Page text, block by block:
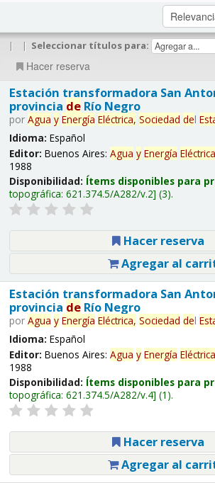
| | Seleccionar títulos para:
Hacer reserva
Estación transformadora San
provincia deRío Negro
por Agua y Energía Eléctrica, Sociedad del
Idioma: Español
Editor: Buenos Aires: Agua y Energía
1988
Disponibilidad: Ítems disponibles para
topográfica: 621.374.5/A282/v.2 (3).
Hacer reserva
Agregar al
Estación transformadora San
provincia deRío Negro
por Agua y Energía Eléctrica, Sociedad del
Idioma: Español
Editor: Buenos Aires: Agua y Energía
1988
Disponibilidad: Ítems disponibles para
topográfica: 621.374.5/A282/v.4 (1).
Hacer reserva
Agregar al